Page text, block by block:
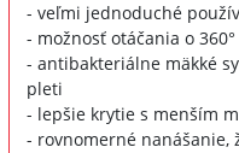
- veľmi jednoduché
- možnosť otáčania o 360°
- antibakteriálne mäkké
pleti
- lepšie krytie s menším
- rovnomerné nanášanie,